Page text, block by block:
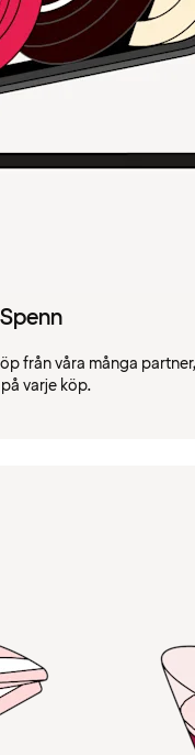
från våra många
varje köp.